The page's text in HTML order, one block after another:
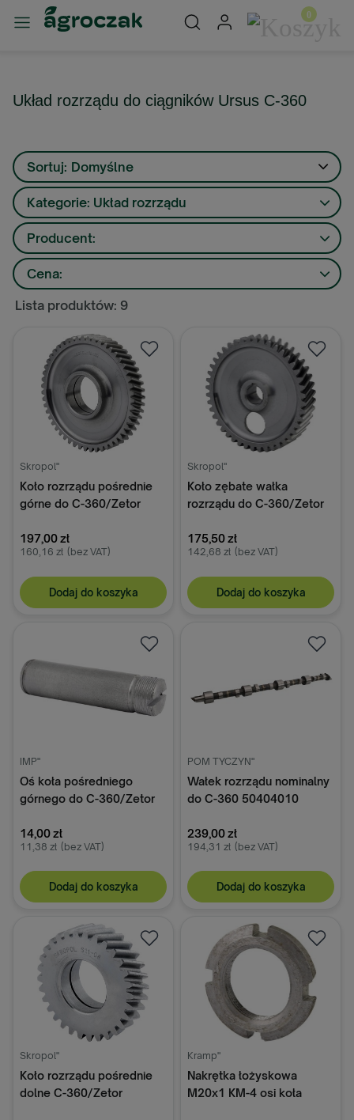
Układ rozrządu do ciągników Ursus C-360
Sortuj: Domyślne
Kategorie: Układ rozrządu
Producent:
Cena:
Lista produktów: 9
Skropol"
Koło rozrządu pośrednie
górne do C-360/Zetor
Chełmno
197,00 zł
160,16 zł (bez VAT)
Dodaj do koszyka
Skropol"
Koło zębate wałka
rozrządu do C-360/Zetor
Chełmno
175,50 zł
142,68 zł (bez VAT)
Dodaj do koszyka
IMP"
Oś koła pośredniego
górnego do C-360/Zetor
14,00 zł
11,38 zł (bez VAT)
Dodaj do koszyka
POM TYCZYN"
Wałek rozrządu nominalny
do C-360 50404010
239,00 zł
194,31 zł (bez VAT)
Dodaj do koszyka
Skropol"
Koło rozrządu pośrednie
dolne C-360/Zetor
Kramp"
Nakrętka łożyskowa
M20x1 KM-4 osi koła